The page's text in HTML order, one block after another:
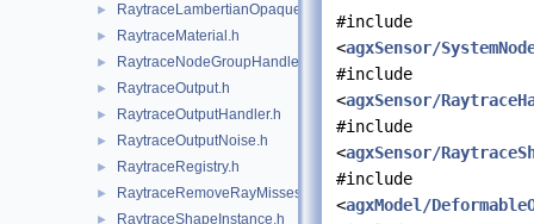
► RaytraceLambertianOpaqueMaterial.h
► RaytraceMaterial.h
► RaytraceNodeGroupHandler.h
► RaytraceOutput.h
► RaytraceOutputHandler.h
► RaytraceOutputNoise.h
► RaytraceRegistry.h
► RaytraceRemoveRayMisses.h
► RaytraceShapeInstance.h
#include
<agxSensor/
#include
<agxSensor/
#include
<agxSensor/
#include
<agxModel/